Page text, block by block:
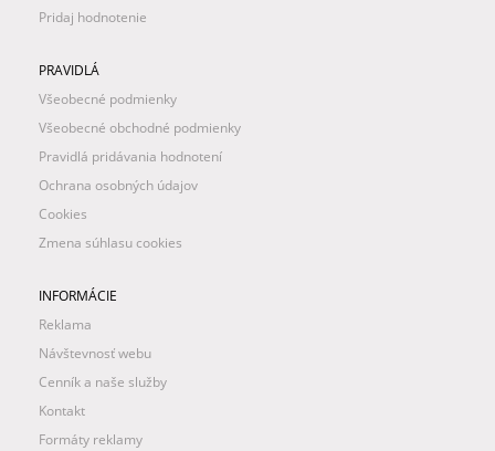
Pridaj hodnotenie
PRAVIDLÁ
Všeobecné podmienky
Všeobecné obchodné podmienky
Pravidlá pridávania hodnotení
Ochrana osobných údajov
Cookies
Zmena súhlasu cookies
INFORMÁCIE
Reklama
Návštevnosť webu
Cenník a naše služby
Kontakt
Formáty reklamy